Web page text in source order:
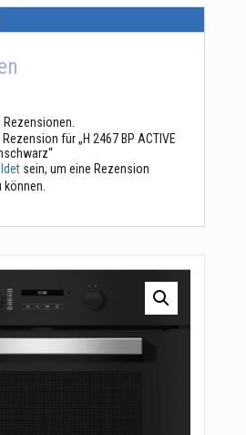
für „H 2467 BP ACTIVE
sein, um eine Rezension